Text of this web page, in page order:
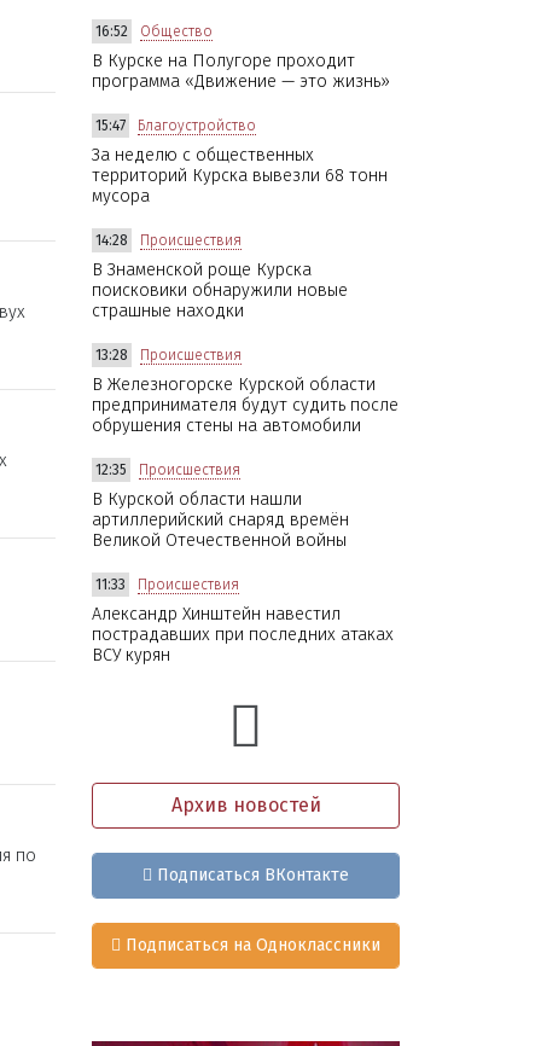
по
16:52 Общество
В Курске на Полугоре проходит
программа «Движение — это жизнь»
15:47 Благоустройство
За неделю с общественных
территорий Курска вывезли 68 тонн
мусора
14:28 Происшествия
В Знаменской роще Курска
поисковики обнаружили новые
страшные находки
13:28 Происшествия
В Железногорске Курской области
предпринимателя будут судить после
обрушения стены на автомобили
12:35 Происшествия
В Курской области нашли
артиллерийский снаряд времён
Великой Отечественной войны
11:33 Происшествия
Александр Хинштейн навестил
пострадавших при последних атаках
ВСУ курян
Архив новостей
Подписаться ВКонтакте
Подписаться на Одноклассники